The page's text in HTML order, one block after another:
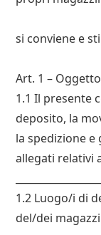
si conviene e
Art. 1 – Oggetto
1.1 Il presente
deposito, la
la spedizione
allegati relativi
1.2 Luogo/i di
del/dei